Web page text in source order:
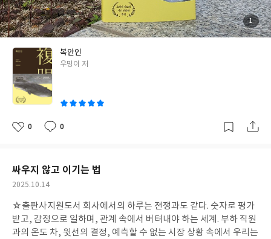
그러나 곤충의 겹눈처럼 세상을 입체적으로 본다면, 우리는 더 이상
개발과 소비를 ‘진보’라 부르지 못할 것이다. 읽는 내내 숨이 막혔다.
아름다운 문장이 파도처럼 밀려오지만, 그 속에 섞인 냄새는 썩은
바다의 것이다. 아트리에는 죄가 없다. 그러나 문명의 죄는 그를 집
어삼킨다. 앨리스의 삶 또한 마찬가지다. 인간이 만든 재앙 속에서
그녀는 고양이 ‘오하요’와 함께 미약한 생의 불씨를 지킨다. 읽고 나
면 다시는 "버린다"라는 말을 쉽게 쓸 수 없다. 우리의 쓰레기는 사
라지지 않는다. 그저 방향을 바꿔, 우리에게 되돌아올 뿐이다. #복안
날레의책
첨
부
된
사
1
복안인
글
우밍이 저
좋
0
댓
0
작
싸우지 않고 이기는 법
작
일
2025.10.14
☆출판사지원도서 회사에서의 하루는 전쟁과도 같다. 숫자로 평가
받고, 감정으로 일하며, 관계 속에서 버텨내야 하는 세계. 부하 직원
과의 온도 차, 윗선의 결정, 예측할 수 없는 시장 상황 속에서 우리는